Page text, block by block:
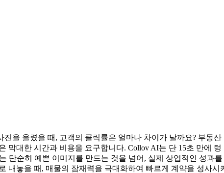
을 올렸을 때, 고객의 클릭률은 얼마나 차이가 날까요? 부동
막대한 시간과 비용을 요구합니다. Collov AI는 단 15초 만에
단순히 예쁜 이미지를 만드는 것을 넘어, 실제 상업적인 성과
내놓을 때, 매물의 잠재력을 극대화하여 빠르게 계약을 성사